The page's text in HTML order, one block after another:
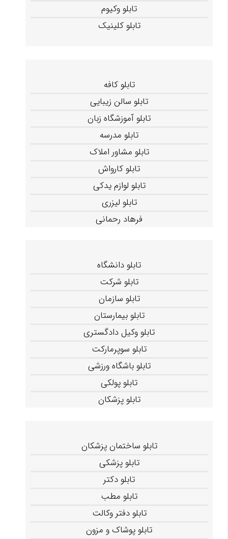
تابلو وکیوم
تابلو کلینیک
تابلو کافه
تابلو سالن زیبایی
تابلو آموزشگاه زبان
تابلو مدرسه
تابلو مشاور املاک
تابلو کارواش
تابلو لوازم یدکی
تابلو لیزری
فرهاد رحمانی
تابلو دانشگاه
تابلو شرکت
تابلو سازمان
تابلو بیمارستان
تابلو وکیل دادگستری
تابلو سوپرمارکت
تابلو باشگاه ورزشی
تابلو پولکی
تابلو پزشکان
تابلو ساختمان پزشکان
تابلو پزشکی
تابلو دکتر
تابلو مطب
تابلو دفتر وکالت
تابلو پوشاک و مزون